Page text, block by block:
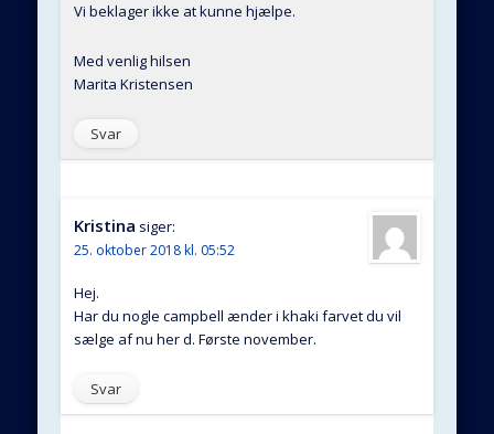
Vi beklager ikke at kunne hjælpe.
Med venlig hilsen
Marita Kristensen
Svar
Kristina siger:
25. oktober 2018 kl. 05:52
Hej.
Har du nogle campbell ænder i khaki farvet du vil
sælge af nu her d. Første november.
Svar